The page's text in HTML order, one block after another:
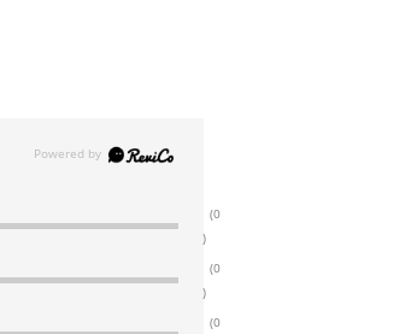
(0
)
(0
)
(0